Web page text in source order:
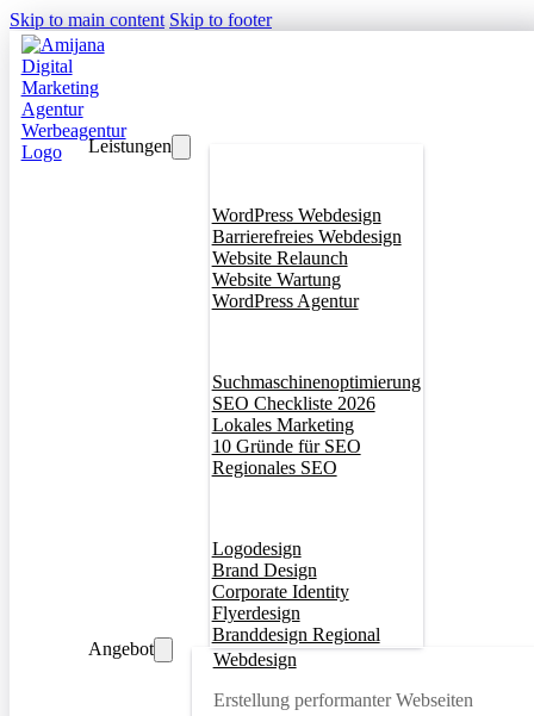
Skip to main content Skip to footer
Leistungen
WordPress Webdesign
Barrierefreies Webdesign
Website Relaunch
Website Wartung
WordPress Agentur
Suchmaschinenoptimierung
SEO Checkliste 2026
Lokales Marketing
10 Gründe für SEO
Regionales SEO
Logodesign
Brand Design
Corporate Identity
Flyerdesign
Branddesign Regional
Angebot
Webdesign
Erstellung performanter Webseiten